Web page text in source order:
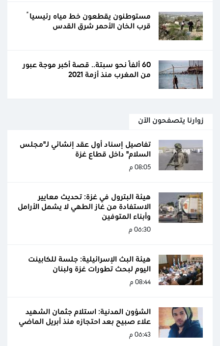
مستوطنون يقطعون خط مياه رئيسياً
قرب الخان الأحمر شرق القدس
60 ألفًا نحو سبتة.. قصة أكبر موجة عبور
من المغرب منذ أزمة 2021
زوارنا يتصفحون الآن
تفاصيل إسناد أول عقد إنشائي لـ"مجلس
السلام" داخل قطاع غزة
08:05 م
هيئة البترول في غزة: تحديث معايير
الاستفادة من غاز الطهي لا يشمل الأرامل
وأبناء المتوفين
06:30 م
هيئة البث الإسرائيلية: جلسة للكابينت
اليوم لبحث تطورات غزة ولبنان
08:44 م
الشؤون المدنية: استلام جثمان الشهيد
علاء صبيح بعد احتجازه منذ أبريل الماضي
06:43 م